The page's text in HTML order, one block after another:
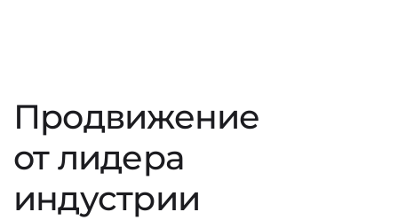
Продвижение
от лидера
индустрии